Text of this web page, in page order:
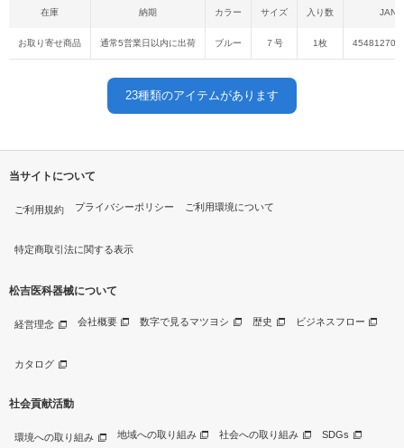
在庫 納期 カラー サイズ 入り数 JAN
お取り寄せ商品 通常5営業日以内に出荷 ブルー ７号 1枚
23種類のアイテムがあります
当サイトについて
ご利用規約 プライバシーポリシー ご利用環境について
特定商取引法に関する表示
松吉医科器械について
経営理念 会社概要 数字で見るマツヨシ 歴史 ビジネスフロー
カタログ
社会貢献活動
環境への取り組み 地域への取り組み 社会への取り組み SDGs